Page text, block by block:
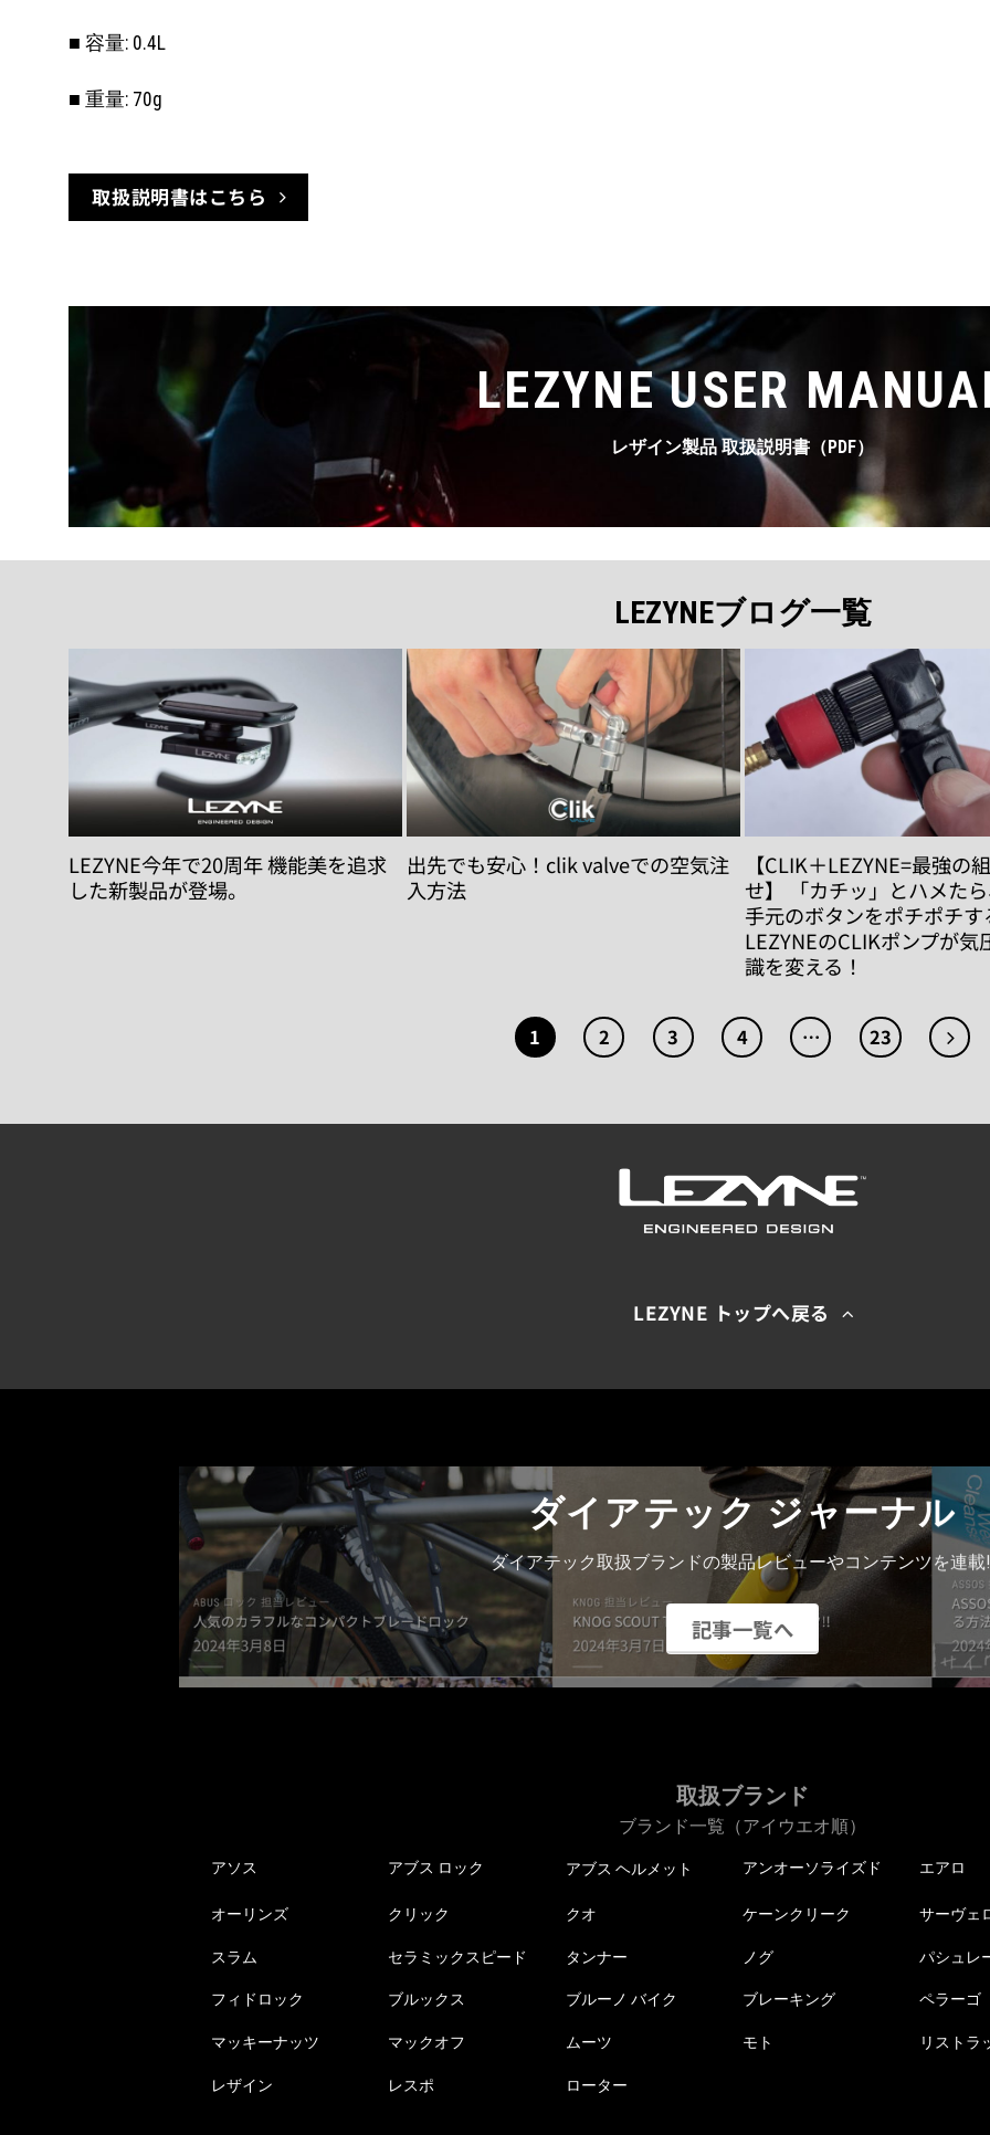
■ 容量: 0.4L
■ 重量: 70g
取扱説明書はこちら
LEZYNE USER
レザイン製品 取扱説明書（PDF）
LEZYNEブログ一覧
LEZYNE今年で20周年 機能美を追求
した新製品が登場。
出先でも安心！clik valveでの空気注
入方法
【CLIK＋LEZYNE=最強の
せ】 「カチッ」とハメた
手元のボタンをポチポチす
LEZYNEのCLIKポンプが気
識を変える！
1 2 3 4 … 23
LEZYNE トップへ戻る
ダイアテック ジャーナル
ダイアテック取扱ブランドの製品レビューやコンテンツを連載
記事一覧へ
取扱ブランド
ブランド一覧（アイウエオ順）
アソス アブス ロック アブス ヘルメット アンオーソライズド エアロ
オーリンズ クリック クオ ケーンクリーク サーヴェ
スラム セラミックスピード タンナー ノグ パシュレ
フィドロック ブルックス ブルーノ バイク ブレーキング ペラーゴ
マッキーナッツ マックオフ ムーツ モト リストラ
レザイン レスポ ローター